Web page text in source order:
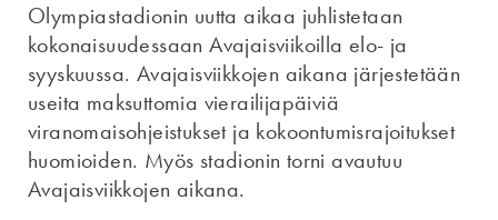
Olympiastadionin uutta aikaa juhlistetaan
kokonaisuudessaan Avajaisviikoilla elo- ja
syyskuussa. Avajaisviikkojen aikana järjestetään
useita maksuttomia vierailijapäiviä
viranomaisohjeistukset ja kokoontumisrajoitukset
huomioiden. Myös stadionin torni avautuu
Avajaisviikkojen aikana.